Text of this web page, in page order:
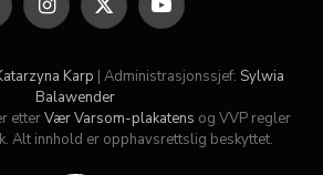
Instagram
X
(Twitter)
YouTube
Karp | Administrasjonssjef: Sylwia
Balawender
etterVær Varsom-plakatens og VVP regler
Alt innhold er opphavsrettslig beskyttet.